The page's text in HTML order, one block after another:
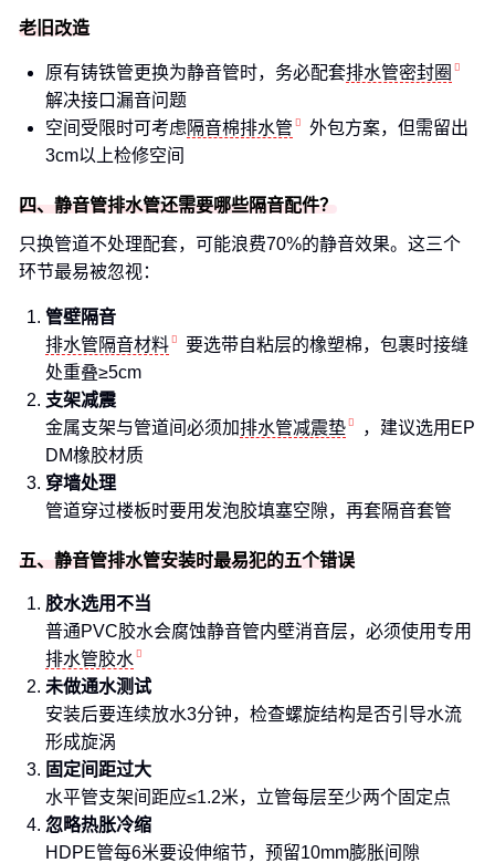
老旧改造
原有铸铁管更换为静音管时，务必配套排水管密封圈
解决接口漏音问题
空间受限时可考虑隔音棉排水管
外包方案，但需留出
3cm以上检修空间
四、静音管排水管还需要哪些隔音配件？
只换管道不处理配套，可能浪费70%的静音效果。这三个
环节最易被忽视：
管壁隔音
排水管隔音材料
要选带自粘层的橡塑棉，包裹时接缝
处重叠≥5cm
支架减震
金属支架与管道间必须加排水管减震垫
，建议选用EP
DM橡胶材质
穿墙处理
管道穿过楼板时要用发泡胶填塞空隙，再套隔音套管
五、静音管排水管安装时最易犯的五个错误
胶水选用不当
普通PVC胶水会腐蚀静音管内壁消音层，必须使用专用
排水管胶水
未做通水测试
安装后要连续放水3分钟，检查螺旋结构是否引导水流
形成旋涡
固定间距过大
水平管支架间距应≤1.2米，立管每层至少两个固定点
忽略热胀冷缩
HDPE管每6米要设伸缩节，预留10mm膨胀间隙